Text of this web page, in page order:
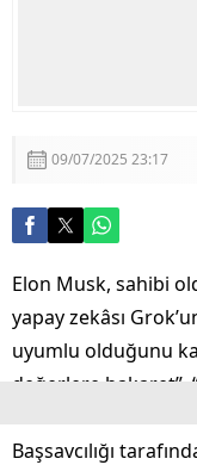
09/07/2025 23:17
Elon Musk, sahibi
yapay zekâsı
uyumlu olduğunu
değerlere hakaret”,
“Atatürk’e
Başsavcılığı